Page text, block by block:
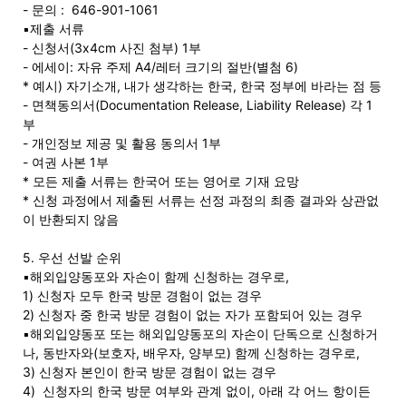
- 문의 : 646-901-1061
▪제출 서류
- 신청서(3x4cm 사진 첨부) 1부
- 에세이: 자유 주제 A4/레터 크기의 절반(별첨 6)
* 예시) 자기소개, 내가 생각하는 한국, 한국 정부에 바라는 점 등
- 면책동의서(Documentation Release, Liability Release) 각 1
부
- 개인정보 제공 및 활용 동의서 1부
- 여권 사본 1부
* 모든 제출 서류는 한국어 또는 영어로 기재 요망
* 신청 과정에서 제출된 서류는 선정 과정의 최종 결과와 상관없
이 반환되지 않음
5. 우선 선발 순위
▪해외입양동포와 자손이 함께 신청하는 경우로,
1) 신청자 모두 한국 방문 경험이 없는 경우
2) 신청자 중 한국 방문 경험이 없는 자가 포함되어 있는 경우
▪해외입양동포 또는 해외입양동포의 자손이 단독으로 신청하거
나, 동반자와(보호자, 배우자, 양부모) 함께 신청하는 경우로,
3) 신청자 본인이 한국 방문 경험이 없는 경우
4) 신청자의 한국 방문 여부와 관계 없이, 아래 각 어느 항이든